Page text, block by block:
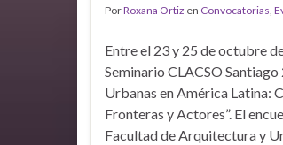
PorRoxana Ortiz en Convocatorias,
Entre el 23 y 25 de octubre
Seminario CLACSO
Urbanas en América Latina:
Fronteras y Actores”. El
Facultad de Arquitectura y